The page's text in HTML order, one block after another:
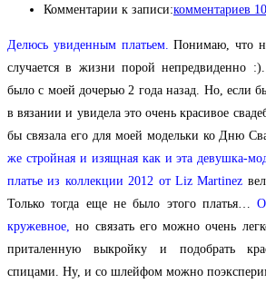
Комментарии к записи:комментариев 10
Делюсь увиденным платьем. Понимаю, что
случается в жизни порой непредвиденно
было с моей дочерью 2 года назад. Но, если
в вязании и увидела это очень красивое
бы связала его для моей модельки ко Дню
же стройная и изящная как и эта девушка-
платье из коллекции 2012 от Liz Martinez
Только тогда еще не было этого платья…
кружевное, но связать его можно очень
приталенную выкройку и подобрать
спицами. Ну, и со шлейфом можно